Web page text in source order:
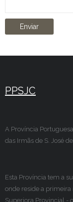
PPSJC
A Província
das Irmãs de S. José
Esta Província tem a
onde reside a
Superiora Provincial -